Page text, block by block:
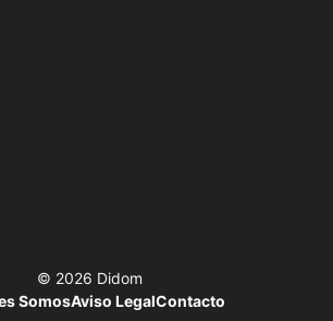
© 2026 Didom
SomosAviso LegalContacto